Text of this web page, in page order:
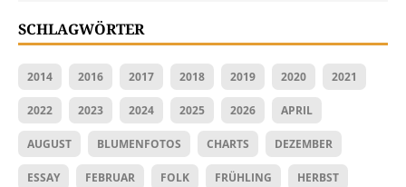
SCHLAGWÖRTER
2014 2016 2017 2018 2019 2020 2021
2022 2023 2024 2025 2026 APRIL
AUGUST BLUMENFOTOS CHARTS DEZEMBER
ESSAY FEBRUAR FOLK FRÜHLING HERBST